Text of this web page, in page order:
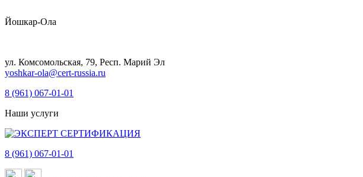
Йошкар-Ола
ул. Комсомольская, 79, Респ. Марий Эл
yoshkar-ola@cert-russia.ru
8 (961) 067-01-01
Наши услуги
8 (961) 067-01-01